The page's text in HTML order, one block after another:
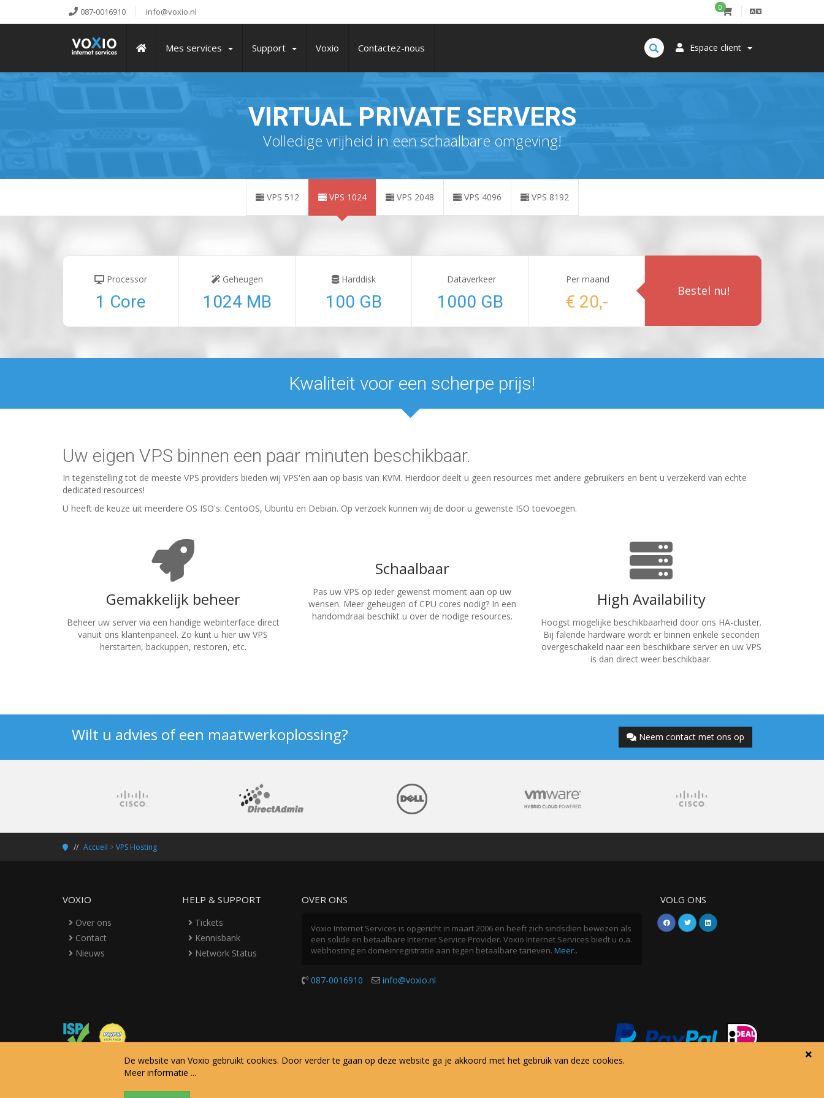
087-0016910 info@voxio.nl 0
Espace client
Mes services Support Voxio Contactez-nous
VIRTUAL PRIVATE SERVERS
Volledige vrijheid in een schaalbare omgeving!
VPS 512 VPS 1024 VPS 2048 VPS 4096 VPS 8192
Processor
1 Core
Geheugen
1024 MB
Harddisk
100 GB
Dataverkeer
1000 GB
Per maand
€ 20,-
Bestel nu!
Kwaliteit voor een scherpe prijs!
Uw eigen VPS binnen een paar minuten beschikbaar.
In tegenstelling tot de meeste VPS providers bieden wij VPS'en aan op basis van KVM. Hierdoor deelt u geen resources met andere gebruikers en bent u verzekerd van echte
dedicated resources!
U heeft de keuze uit meerdere OS ISO's: CentoOS, Ubuntu en Debian. Op verzoek kunnen wij de door u gewenste ISO toevoegen.
Gemakkelijk beheer
Beheer uw server via een handige webinterface direct
vanuit ons klantenpaneel. Zo kunt u hier uw VPS
herstarten, backuppen, restoren, etc.
Schaalbaar
Pas uw VPS op ieder gewenst moment aan op uw
wensen. Meer geheugen of CPU cores nodig? In een
handomdraai beschikt u over de nodige resources.
High Availability
Hoogst mogelijke beschikbaarheid door ons HA-cluster.
Bij falende hardware wordt er binnen enkele seconden
overgeschakeld naar een beschikbare server en uw VPS
is dan direct weer beschikbaar.
Wilt u advies of een maatwerkoplossing? Neem contact met ons op
Accueil >VPS Hosting
VOXIO
Over ons
Contact
Nieuws
HELP & SUPPORT
Tickets
Kennisbank
Network Status
OVER ONS
Voxio Internet Services is opgericht in maart 2006 en heeft zich sindsdien bewezen als
een solide en betaalbare Internet Service Provider. Voxio Internet Services biedt u o.a.
webhosting en domeinregistratie aan tegen betaalbare tarieven. Meer..
087-0016910 info@voxio.nl
VOLG ONS
Copyright © 2026 Voxio Internet Services.
De website van Voxio gebruikt cookies. Door verder te gaan op deze website ga je akkoord met het gebruik van deze cookies.
Meer informatie ...